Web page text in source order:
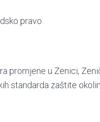
pravo.
promjene u Zenici,
standarda zaštite